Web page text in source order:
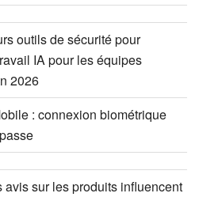
outils de sécurité pour
IA pour les équipes
2026
: connexion biométrique
avis sur les produits influencent